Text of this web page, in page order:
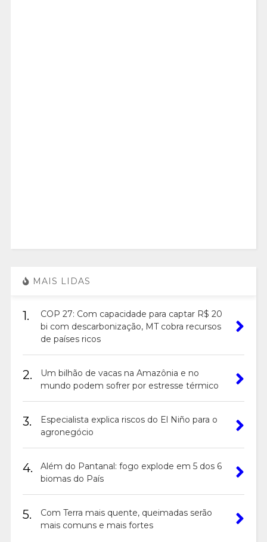
MAIS LIDAS
1.
COP 27: Com capacidade para captar R$ 20
bi com descarbonização, MT cobra recursos
de países ricos
2.
Um bilhão de vacas na Amazônia e no
mundo podem sofrer por estresse térmico
3.
Especialista explica riscos do El Niño para o
agronegócio
4.
Além do Pantanal: fogo explode em 5 dos 6
biomas do País
5.
Com Terra mais quente, queimadas serão
mais comuns e mais fortes